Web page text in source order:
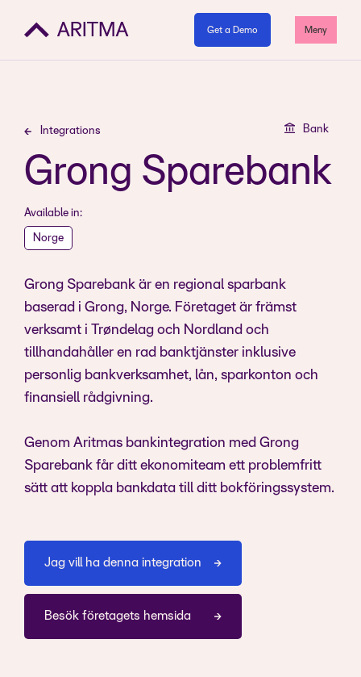
Get a Demo Meny
Integrations Bank
Grong Sparebank
Available in:
Norge
Grong Sparebank är en regional sparbank
baserad i Grong, Norge. Företaget är främst
verksamt i Trøndelag och Nordland och
tillhandahåller en rad banktjänster inklusive
personlig bankverksamhet, lån, sparkonton och
finansiell rådgivning.
Genom Aritmas bankintegration med Grong
Sparebank får ditt ekonomiteam ett problemfritt
sätt att koppla bankdata till ditt bokföringssystem.
Jag vill ha denna integration
Besök företagets hemsida